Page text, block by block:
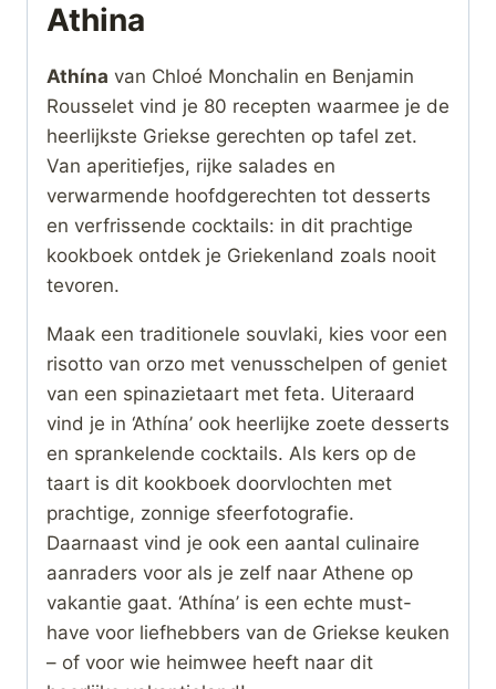
Athina
Athína van Chloé Monchalin en Benjamin
Rousselet vind je 80 recepten waarmee je de
heerlijkste Griekse gerechten op tafel zet.
Van aperitiefjes, rijke salades en
verwarmende hoofdgerechten tot desserts
en verfrissende cocktails: in dit prachtige
kookboek ontdek je Griekenland zoals nooit
tevoren.
Maak een traditionele souvlaki, kies voor een
risotto van orzo met venusschelpen of geniet
van een spinazietaart met feta. Uiteraard
vind je in ‘Athína’ ook heerlijke zoete desserts
en sprankelende cocktails. Als kers op de
taart is dit kookboek doorvlochten met
prachtige, zonnige sfeerfotografie.
Daarnaast vind je ook een aantal culinaire
aanraders voor als je zelf naar Athene op
vakantie gaat. ‘Athína’ is een echte must-
have voor liefhebbers van de Griekse keuken
– of voor wie heimwee heeft naar dit